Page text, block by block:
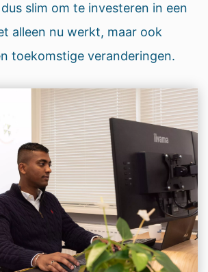
slim om te investeren in een
alleen nu werkt, maar ook
toekomstige veranderingen.